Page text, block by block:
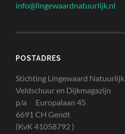
info@lingewaardnatuurlijk.nl
POSTADRES
Stichting Lingewaard Natuurlijk
Veldschuur en Dijkmagazijn
p/a Europalaan 45
6691 CH Gendt
(KvK 41058792 )